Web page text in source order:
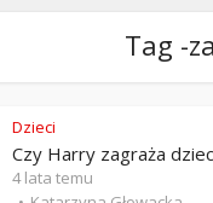
Tag -
Dzieci
Czy Harry zagraża
4 lata temu